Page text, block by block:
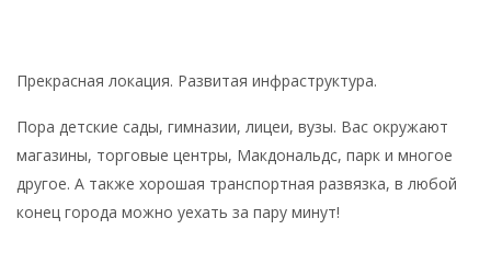
Прекрасная локация. Развитая инфраструктура.
Пора детские сады, гимназии, лицеи, вузы. Вас окружают
магазины, торговые центры, Макдональдс, парк и многое
другое. А также хорошая транспортная развязка, в любой
конец города можно уехать за пару минут!